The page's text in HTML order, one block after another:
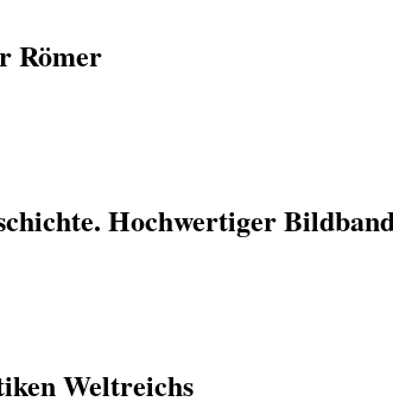
Römer
Hochwertiger
Weltreichs